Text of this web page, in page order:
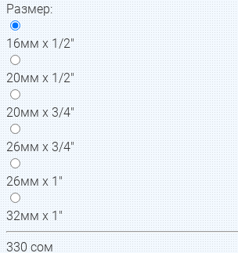
Размер:
16мм х 1/2"
20мм х 1/2"
20мм х 3/4"
26мм х 3/4"
26мм х 1"
32мм х 1"
330сом